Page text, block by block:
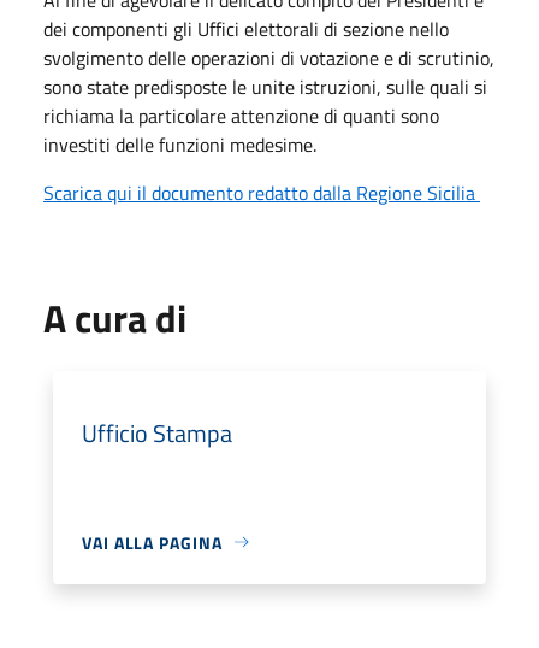
dei componenti gli Uffici elettorali di sezione nello
svolgimento delle operazioni di votazione e di scrutinio,
sono state predisposte le unite istruzioni, sulle quali si
richiama la particolare attenzione di quanti sono
investiti delle funzioni medesime.
Scarica qui il documento redatto dalla Regione Sicilia
A cura di
Ufficio Stampa
VAI ALLA PAGINA